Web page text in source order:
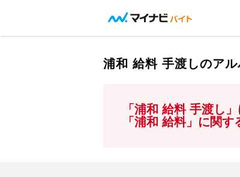
浦和 給料 手渡しのア
「浦和 給料 手渡し
「浦和 給料」に関